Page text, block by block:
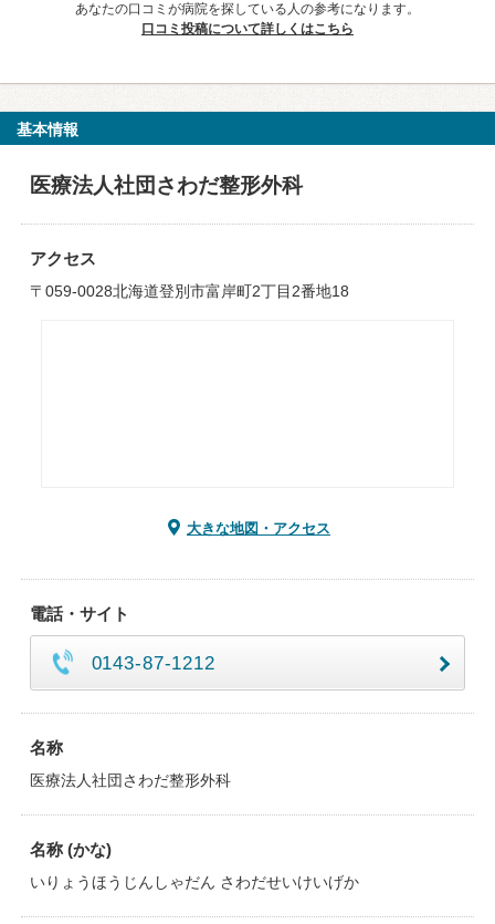
あなたの口コミが病院を探している人の参考になります。
口コミ投稿について詳しくはこちら
基本情報
医療法人社団さわだ整形外科
アクセス
〒059-0028北海道登別市富岸町2丁目2番地18
大きな地図・アクセス
電話・サイト
0143-87-1212
名称
医療法人社団さわだ整形外科
名称 (かな)
いりょうほうじんしゃだん さわだせいけいげか